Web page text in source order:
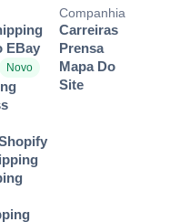
EBay
Novo
Companhia
Carreiras
Prensa
Mapa Do
Site